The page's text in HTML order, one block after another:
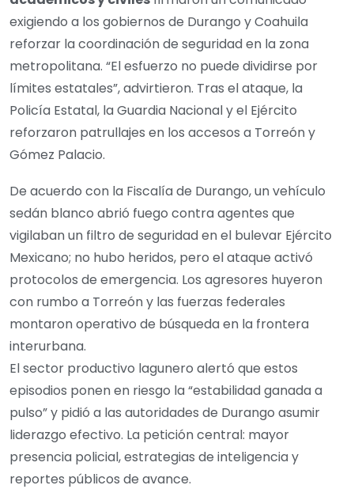
exigiendo a los gobiernos de Durango y Coahuila
reforzar la coordinación de seguridad en la zona
metropolitana. “El esfuerzo no puede dividirse por
límites estatales”, advirtieron. Tras el ataque, la
Policía Estatal, la Guardia Nacional y el Ejército
reforzaron patrullajes en los accesos a Torreón y
Gómez Palacio.
De acuerdo con la Fiscalía de Durango, un vehículo
sedán blanco abrió fuego contra agentes que
vigilaban un filtro de seguridad en el bulevar Ejército
Mexicano; no hubo heridos, pero el ataque activó
protocolos de emergencia. Los agresores huyeron
con rumbo a Torreón y las fuerzas federales
montaron operativo de búsqueda en la frontera
interurbana.
El sector productivo lagunero alertó que estos
episodios ponen en riesgo la “estabilidad ganada a
pulso” y pidió a las autoridades de Durango asumir
liderazgo efectivo. La petición central: mayor
presencia policial, estrategias de inteligencia y
reportes públicos de avance.